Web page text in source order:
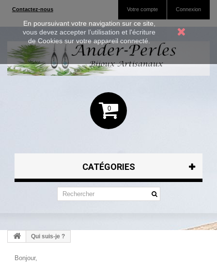
En poursuivant votre navigation sur ce site,
vous devez accepter l’utilisation et l'écriture
de Cookies sur votre appareil connecté.
Connexion
Votre compte
Contactez-nous
0
CATÉGORIES
Qui suis-je ?
Bonjour,